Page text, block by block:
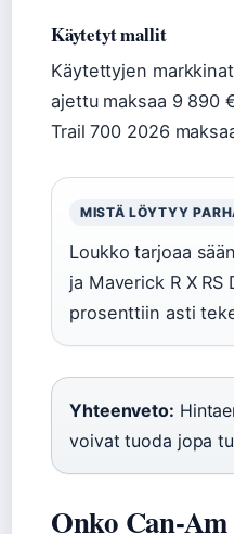
Käytetyt mallit
Käytettyjen
ajettu maksaa 9 890
Trail 700 2026
MISTÄ LÖYTYY
Loukko tarjoaa
ja Maverick R X
prosenttiin asti
Yhteenveto:
voivat tuoda jopa
Onko Can-